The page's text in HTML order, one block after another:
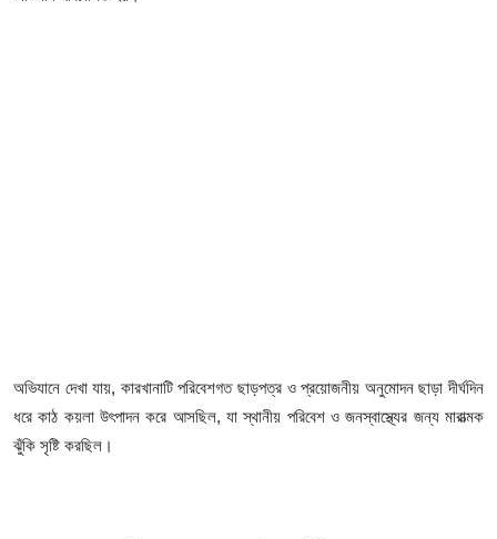
রংপুর বিভাগ
‎অভিযানে দেখা যায়, কারখানাটি পরিবেশগত ছাড়পত্র ও প্রয়োজনীয় অনুমোদন ছাড়া দীর্ঘদিন
ধরে কাঠ কয়লা উৎপাদন করে আসছিল, যা স্থানীয় পরিবেশ ও জনস্বাস্থ্যের জন্য মারাত্মক
ঝুঁকি সৃষ্টি করছিল।